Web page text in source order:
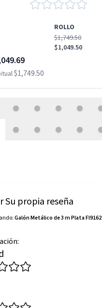
ROLLO
$1,749.50
$1,049.50
$1,749.50
Su propia reseña
Galón Metálico de 3 m Plata Fl9162